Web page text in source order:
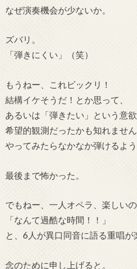
なぜ演奏機会が少ないか。
ズバリ。
「弾きにくい」（笑）
もうねー、これビックリ！
結構イケそうだ！とか思って、
あるいは「弾きたい」という意
希望的観測だったかも知れません
やってみたらなかなか弾けるよう
最後まで怖かった。
でもねー、一人オペラ、楽しいの
「なんて過酷な時間！！」
と、6人が異口同音に語る重唱が
念のために申し上げると。